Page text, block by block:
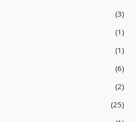
(3)
(1)
(1)
(6)
(2)
(25)